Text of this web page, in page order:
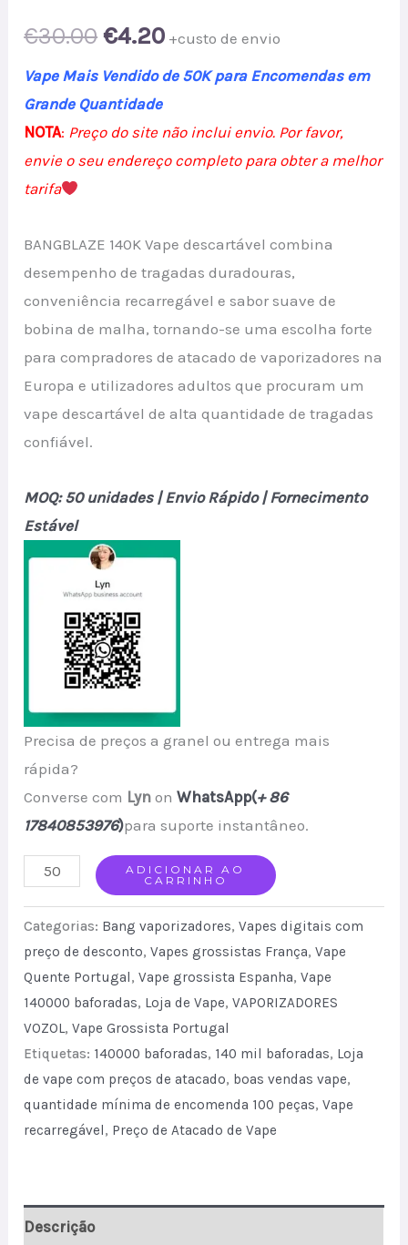
€30.00 Original
price
was:
€30.00.
€4.20Current
price
is:
€4.20.
+custo de envio
Vape Mais Vendido de 50K para Encomendas em
Grande Quantidade
NOTA: Preço do site não inclui envio. Por favor,
envie o seu endereço completo para obter a melhor
tarifa
BANGBLAZE 140K Vape descartável combina
desempenho de tragadas duradouras,
conveniência recarregável e sabor suave de
bobina de malha, tornando-se uma escolha forte
para compradores de atacado de vaporizadores na
Europa e utilizadores adultos que procuram um
vape descartável de alta quantidade de tragadas
confiável.
MOQ: 50 unidades | Envio Rápido | Fornecimento
Estável
Precisa de preços a granel ou entrega mais
rápida?
Converse com Lyn onWhatsApp(+ 86
17840853976)para suporte instantâneo.
BANGBLAZE
Rechargeable
Disposable
Vape
EU
Warehouse
Wholesale
quantity
ADICIONAR AO
CARRINHO
Categorias: Bang vaporizadores,Vapes digitais com
preço de desconto,Vapes grossistas França,Vape
Quente Portugal,Vape grossista Espanha,Vape
140000 baforadas, Loja de Vape,VAPORIZADORES
VOZOL,Vape Grossista Portugal
Etiquetas: 140000 baforadas, 140 mil baforadas, Loja
de vape com preços de atacado, boas vendas vape,
quantidade mínima de encomenda 100 peças,Vape
recarregável, Preço de Atacado de Vape
Descrição